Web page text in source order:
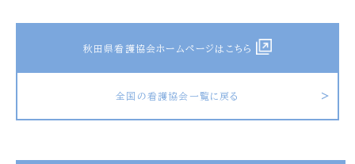
秋田県看護協会ホームページはこちら
全国の看護協会一覧に戻る